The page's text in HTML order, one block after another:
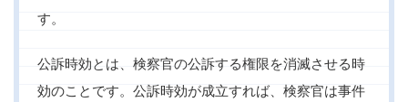
す。
公訴時効とは、検察官の公訴する権限を消滅させる時
効のことです。公訴時効が成立すれば、検察官は事件